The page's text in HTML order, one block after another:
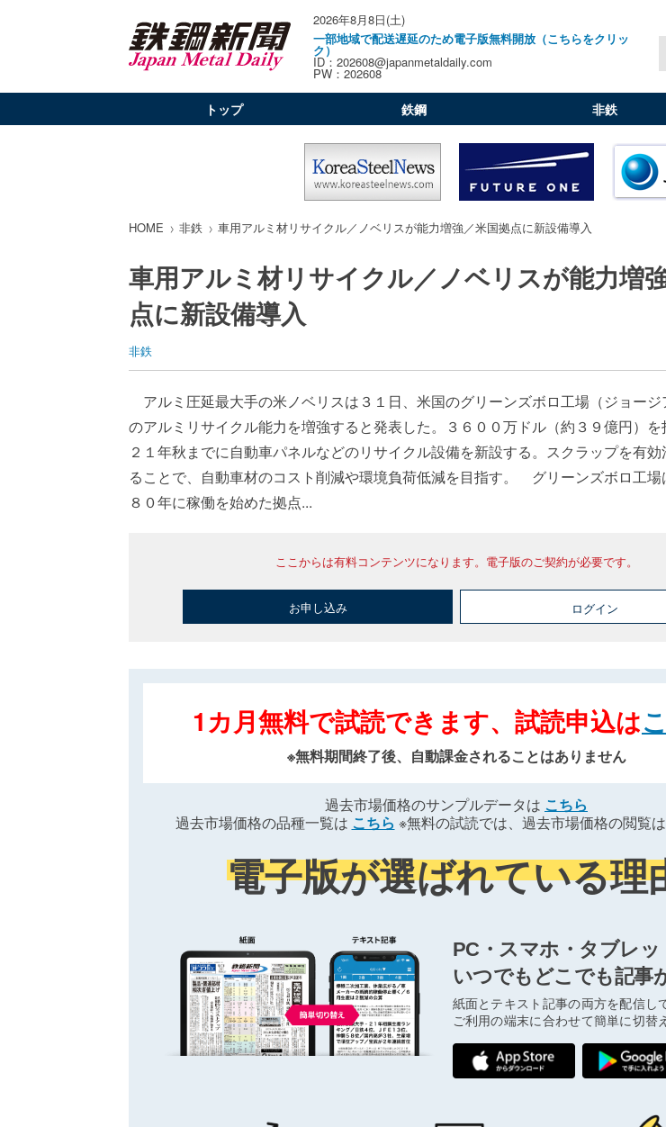
2026年8月8日(土)
一部地域で配送遅延のため電子版無料開放（こちらをクリッ
ク）
ID：202608@japanmetaldaily.com
PW：202608
トップ 鉄鋼 非鉄
HOME 非鉄 車用アルミ材リサイクル／ノベリスが能力増強／米国拠点に新設備導入
車用アルミ材リサイクル／ノベリスが能力増
点に新設備導入
非鉄
アルミ圧延最大手の米ノベリスは３１日、米国のグリーンズボロ工場（ジョージ
のアルミリサイクル能力を増強すると発表した。３６００万ドル（約３９億円）を
２１年秋までに自動車パネルなどのリサイクル設備を新設する。スクラップを有効
ることで、自動車材のコスト削減や環境負荷低減を目指す。 グリーンズボロ工場
８０年に稼働を始めた拠点...
ここからは有料コンテンツになります。電子版のご契約が必要です。
お申し込み ログイン
1カ月無料で試読できます、試読申込は
※無料期間終了後、自動課金されることはありません
過去市場価格のサンプルデータは こちら
過去市場価格の品種一覧は こちら ※無料の試読では、過去市場価格の閲覧
電子版が選ばれている理
PC・スマホ・タブレッ
いつでもどこでも記事
紙面とテキスト記事の両方を配信し
ご利用の端末に合わせて簡単に切替